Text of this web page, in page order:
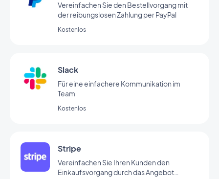
Vereinfachen Sie den Bestellvorgang mit
der reibungslosen Zahlung per PayPal
Kostenlos
Slack
Für eine einfachere Kommunikation im
Team
Kostenlos
Stripe
Vereinfachen Sie Ihren Kunden den
Einkaufsvorgang durch das Angebot